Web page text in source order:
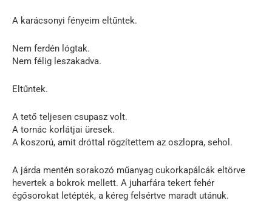
A karácsonyi fényeim eltűntek.
Nem ferdén lógtak.
Nem félig leszakadva.
Eltűntek.
A tető teljesen csupasz volt.
A tornác korlátjai üresek.
A koszorú, amit dróttal rögzítettem az oszlopra, sehol.
A járda mentén sorakozó műanyag cukorkapálcák eltörve
hevertek a bokrok mellett. A juharfára tekert fehér
égősorokat letépték, a kéreg felsértve maradt utánuk.